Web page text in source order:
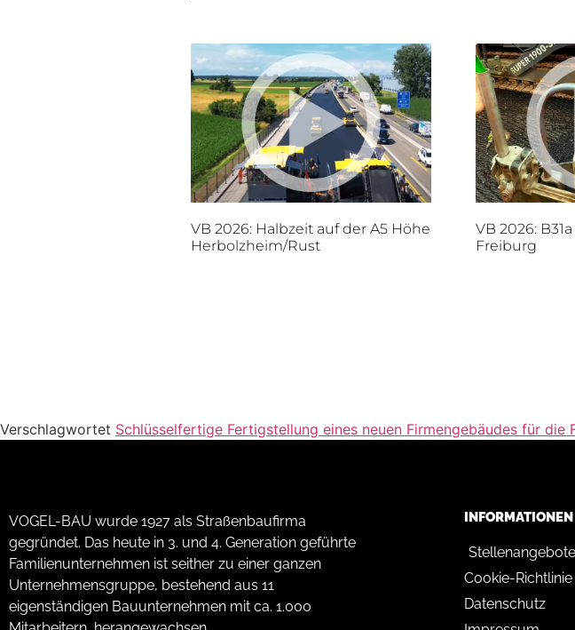
VB 2026: Halbzeit auf der A5 Höhe
Herbolzheim/Rust
VB 2026:
Freiburg
Verschlagwortet Schlüsselfertige Fertigstellung eines neuen Firmengebäudes für die
VOGEL-BAU wurde 1927 als Straßenbaufirma
gegründet. Das heute in 3. und 4. Generation geführte
Familienunternehmen ist seither zu einer ganzen
Unternehmensgruppe, bestehend aus 11
eigenständigen Bauunternehmen mit ca. 1.000
INFORMATIONEN
Stellenangebote
Cookie-Richtlinie
Datenschutz